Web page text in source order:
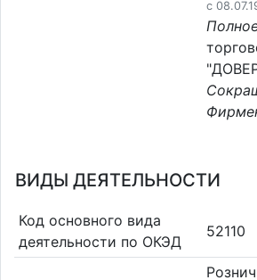
c
ВИДЫ ДЕЯТЕЛЬНОСТИ
Код основного вида
деятельности по ОКЭД
52110